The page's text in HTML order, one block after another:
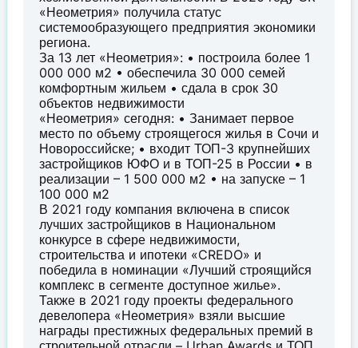
«Неометрия» получила статус
системообразующего предприятия экономики
региона.
За 13 лет «Неометрия»: • построила более 1
000 000 м2 • обеспечила 30 000 семей
комфортным жильем • сдала в срок 30
объектов недвижимости
«Неометрия» сегодня: • Занимает первое
место по объему строящегося жилья в Сочи и
Новороссийске; • входит ТОП-3 крупнейших
застройщиков ЮФО и в ТОП-25 в России • в
реализации – 1 500 000 м2 • на запуске – 1
100 000 м2
В 2021 году компания включена в список
лучших застройщиков в Национальном
конкурсе в сфере недвижимости,
строительства и ипотеки «CREDO» и
победила в номинации «Лучший строящийся
комплекс в сегменте доступное жилье».
Также в 2021 году проекты федерального
девелопера «Неометрия» взяли высшие
награды престижных федеральных премий в